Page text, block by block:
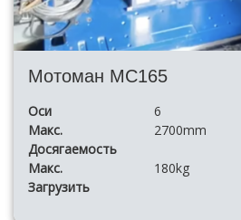
Мотоман МС165
Оси
6
Макс.
Досягаемость
2700mm
Макс.
Загрузить
180kg